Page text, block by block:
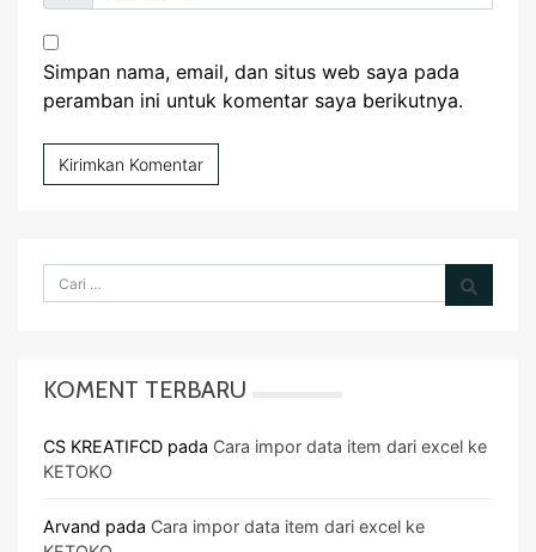
Simpan nama, email, dan situs web saya pada
peramban ini untuk komentar saya berikutnya.
KOMENT TERBARU
CS KREATIFCD pada Cara impor data item dari excel ke
KETOKO
Arvand pada Cara impor data item dari excel ke